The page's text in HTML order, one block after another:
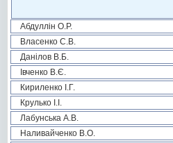
Абдуллін О.Р.
Власенко С.В.
Данілов В.Б.
Івченко В.Є.
Кириленко І.Г.
Крулько І.І.
Лабунська А.В.
Наливайченко В.О.